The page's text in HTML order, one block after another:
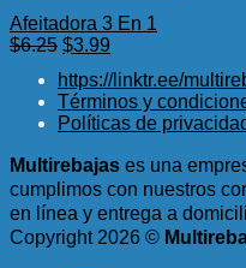
Afeitadora 3 En 1
$6.25 El
original
era:
$6.25.
$3.99
actual
es:
$3.99.
https://linktr.ee/
Términos y
Políticas de
Multirebajas es una
cumplimos con nuestros
en línea y entrega a
Copyright 2026 ©